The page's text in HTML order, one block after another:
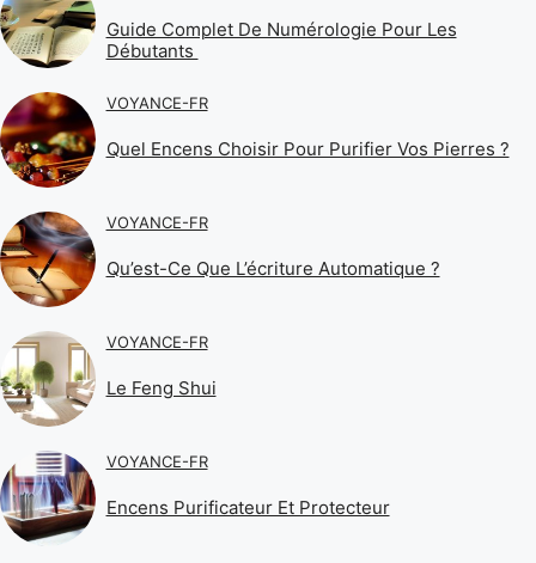
Guide Complet De Numérologie Pour Les
Débutants
VOYANCE-FR
Quel Encens Choisir Pour Purifier Vos Pierres ?
VOYANCE-FR
Qu’est-Ce Que L’écriture Automatique ?
VOYANCE-FR
Le Feng Shui
VOYANCE-FR
Encens Purificateur Et Protecteur